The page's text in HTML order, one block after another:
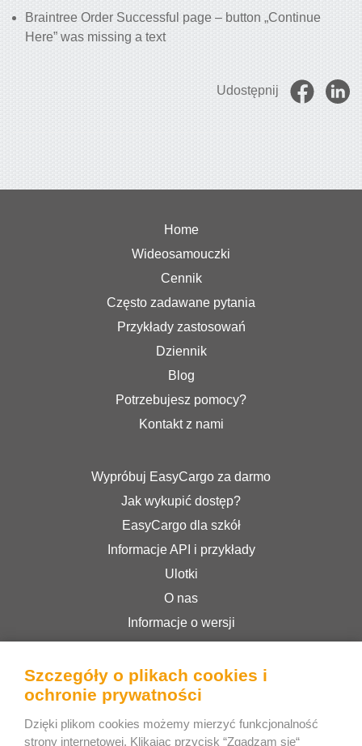
Braintree Order Successful page – button „Continue
Here” was missing a text
Udostępnij
Home
Wideosamouczki
Cennik
Często zadawane pytania
Przykłady zastosowań
Dziennik
Blog
Potrzebujesz pomocy?
Kontakt z nami
Wypróbuj EasyCargo za darmo
Jak wykupić dostęp?
EasyCargo dla szkół
Informacje API i przykłady
Ulotki
O nas
Informacje o wersji
Regulamin serwisu
Polityka prywatności
Szczegóły o plikach cookies i
ochronie prywatności
Dzięki plikom cookies możemy mierzyć funkcjonalność
strony internetowej. Klikając przycisk “Zgadzam się“